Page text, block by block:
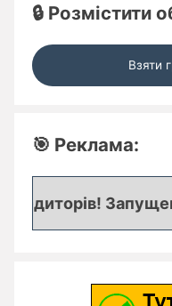
🔒 Розмістити
Взяти
🎯 Реклама:
Запущено